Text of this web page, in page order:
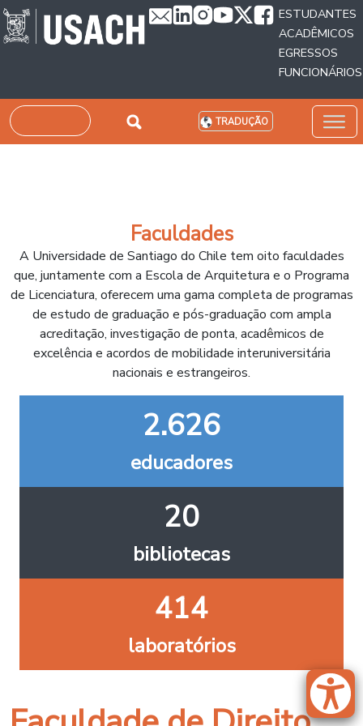
Passar para o conteúdo principal
ESTUDANTES
ACADÊMICOS
EGRESSOS
FUNCIONÁRIOS
Pesquisar TRADUÇÃO
Faculdades
A Universidade de Santiago do Chile tem oito faculdades
que, juntamente com a Escola de Arquitetura e o Programa
de Licenciatura, oferecem uma gama completa de programas
de estudo de graduação e pós-graduação com ampla
acreditação, investigação de ponta, acadêmicos de
excelência e acordos de mobilidade interuniversitária
nacionais e estrangeiros.
2.626
educadores
20
bibliotecas
414
laboratórios